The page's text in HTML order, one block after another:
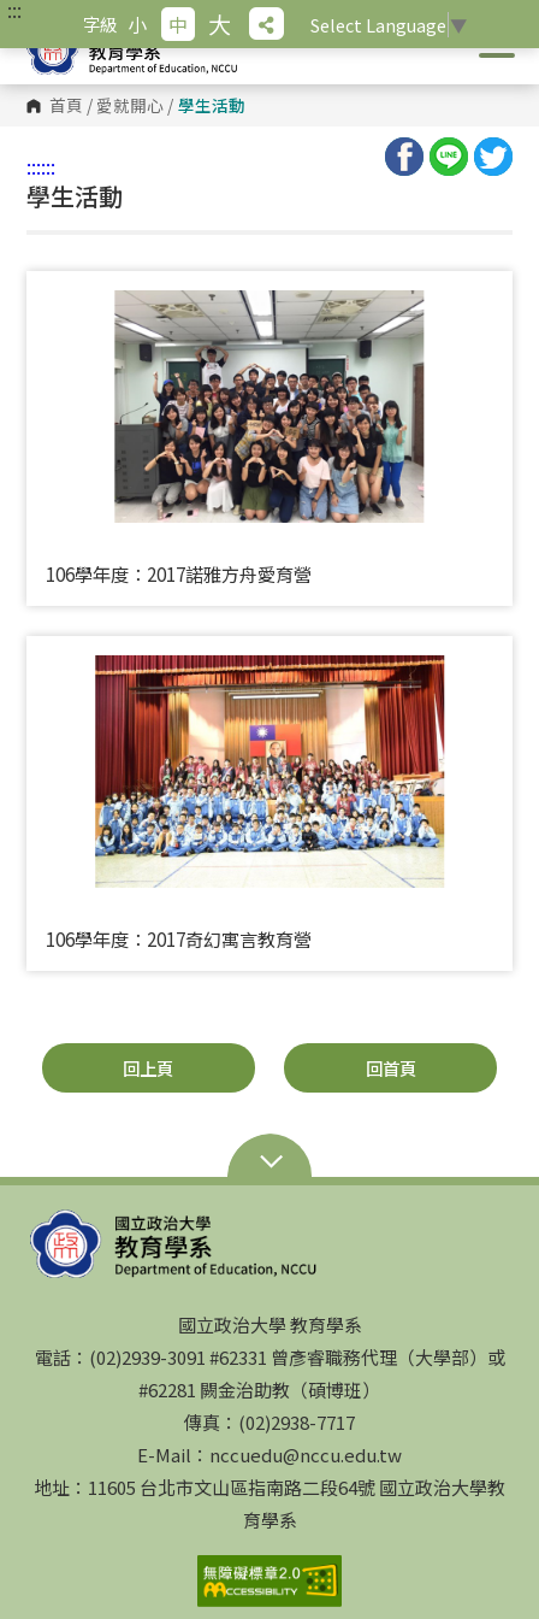
跳
主
內
容
::: 字級 小 中 大 Select Language ▼
首頁 / 愛就開心 / 學生活動
::::::
學生活動
106學年度：2017諾雅方舟愛育營
106學年度：2017奇幻寓言教育營
回上頁 回首頁
國立政治大學 教育學系
電話：(02)2939-3091 #62331 曾彥睿職務代理（大學部）或
#62281 闕金治助教（碩博班）
傳真：(02)2938-7717
E-Mail：nccuedu@nccu.edu.tw
地址：11605 台北市文山區指南路二段64號 國立政治大學教
育學系